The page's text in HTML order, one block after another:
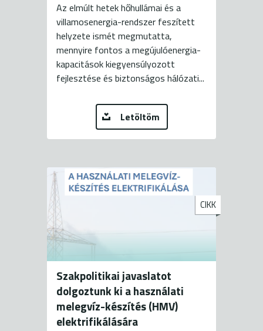
Az elmúlt hetek hőhullámai és a
villamosenergia-rendszer feszített
helyzete ismét megmutatta,
mennyire fontos a megújulóenergia-
kapacitások kiegyensúlyozott
fejlesztése és biztonságos hálózati...
Letöltöm
CIKK
Szakpolitikai javaslatot
dolgoztunk ki a használati
melegvíz-készítés (HMV)
elektrifikálására